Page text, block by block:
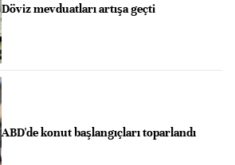
Döviz mevduatları artışa geçti
ABD'de konut başlangıçları toparlandı